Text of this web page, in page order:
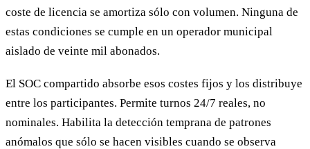
coste de licencia se amortiza sólo con volumen. Ninguna de
estas condiciones se cumple en un operador municipal
aislado de veinte mil abonados.
El SOC compartido absorbe esos costes fijos y los distribuye
entre los participantes. Permite turnos 24/7 reales, no
nominales. Habilita la detección temprana de patrones
anómalos que sólo se hacen visibles cuando se observa